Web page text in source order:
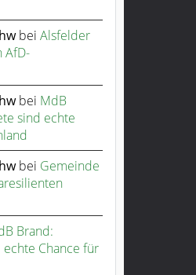
bei Alsfelder
AfD-
bei MdB
sind echte
bei Gemeinde
Brand:
Chance für